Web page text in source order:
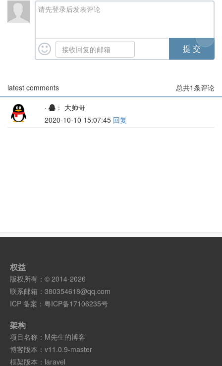
请先登录后发表评论
latest comments 总共1条评论
·
： 大帅哥
2020-10-10 15:07:45 回复
权益
版权所有：© 2014-2026
联系邮箱： 380354618@qq.com
ICP 备案： 粤ICP备17106235号
架构
项目名称：M先生的博客
博客版本：v11.0.9-master
框架版本：laravel